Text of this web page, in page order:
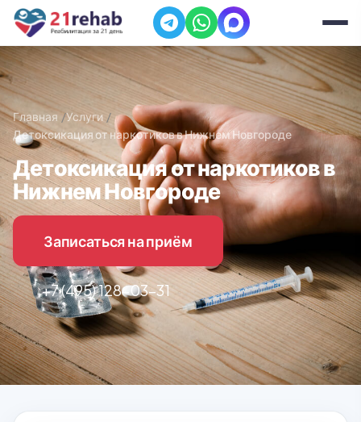
Главная
Услуги
Детоксикация от наркотиков в Нижнем Новгороде
Детоксикация от наркотиков в
Нижнем Новгороде
Записаться на приём
+7 (495) 128-03-31